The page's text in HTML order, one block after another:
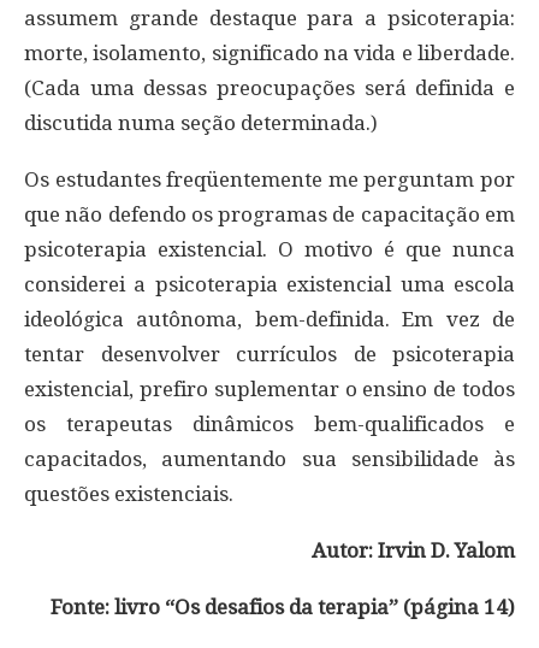
assumem grande destaque para a psicoterapia:
morte, isolamento, significado na vida e liberdade.
(Cada uma dessas preocupações será definida e
discutida numa seção determinada.)
Os estudantes freqüentemente me perguntam por
que não defendo os programas de capacitação em
psicoterapia existencial. O motivo é que nunca
considerei a psicoterapia existencial uma escola
ideológica autônoma, bem-definida. Em vez de
tentar desenvolver currículos de psicoterapia
existencial, prefiro suplementar o ensino de todos
os terapeutas dinâmicos bem-qualificados e
capacitados, aumentando sua sensibilidade às
questões existenciais.
Autor: Irvin D. Yalom
Fonte: livro “Os desafios da terapia” (página 14)